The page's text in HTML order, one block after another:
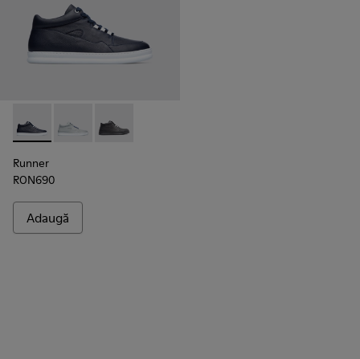
Runner - K300274-008 - Blue
Runner - K300274-006
Runner - K300274-002
Runner
RON690
Adaugă